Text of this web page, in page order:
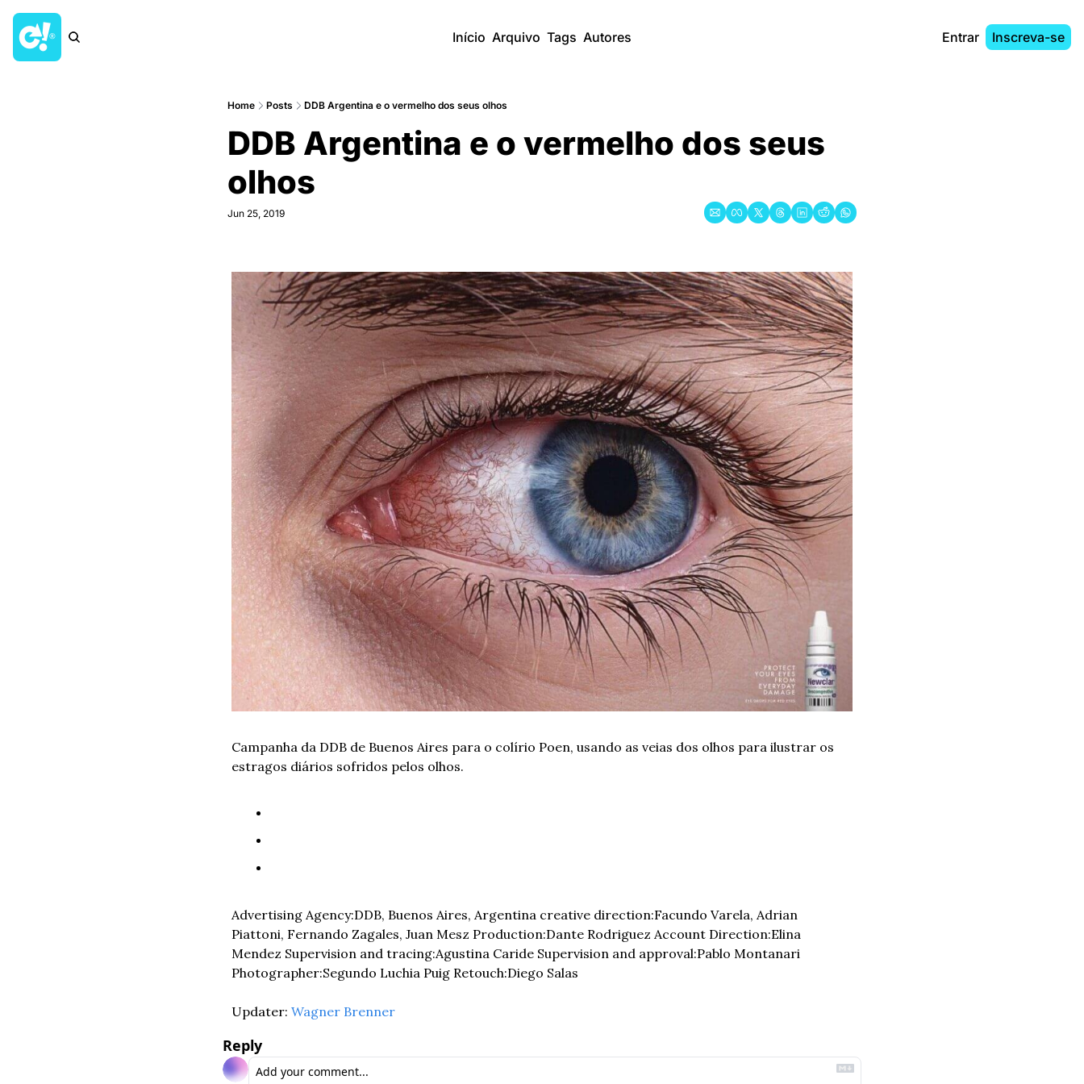
Início Arquivo Tags Autores Entrar Inscreva-se
Home Posts DDB Argentina e o vermelho dos seus olhos
DDB Argentina e o vermelho dos seus
olhos
Jun 25, 2019
Campanha da DDB de Buenos Aires para o colírio Poen, usando as veias dos olhos para ilustrar os
estragos diários sofridos pelos olhos.
Advertising Agency:DDB, Buenos Aires, Argentina creative direction:Facundo Varela, Adrian
Piattoni, Fernando Zagales, Juan Mesz Production:Dante Rodriguez Account Direction:Elina
Mendez Supervision and tracing:Agustina Caride Supervision and approval:Pablo Montanari
Photographer:Segundo Luchia Puig Retouch:Diego Salas
Updater: Wagner Brenner
Reply